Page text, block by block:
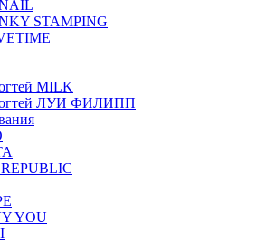
STAMPING
MILK
ЛУИ ФИЛИПП
YOU